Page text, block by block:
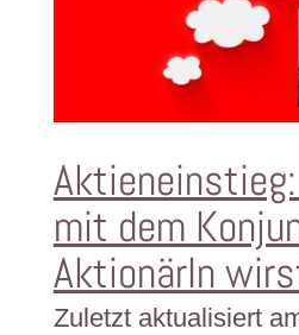
mit dem
AktionärIn
Zuletzt aktualisiert